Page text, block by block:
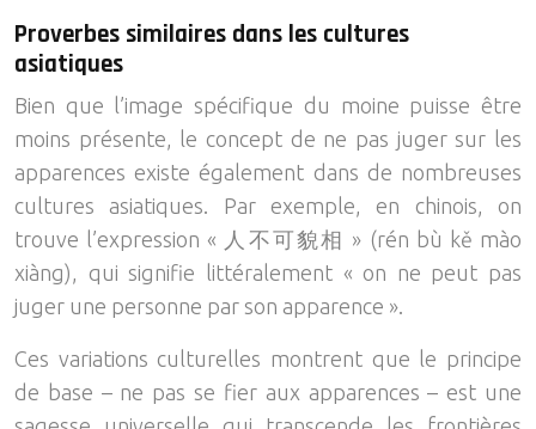
Proverbes similaires dans les cultures
asiatiques
Bien que l’image spécifique du moine puisse être
moins présente, le concept de ne pas juger sur les
apparences existe également dans de nombreuses
cultures asiatiques. Par exemple, en chinois, on
trouve l’expression « 人不可貌相 » (rén bù kě mào
xiàng), qui signifie littéralement « on ne peut pas
juger une personne par son apparence ».
Ces variations culturelles montrent que le principe
de base – ne pas se fier aux apparences – est une